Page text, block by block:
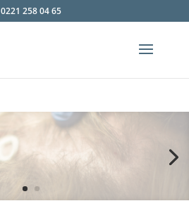
0221 258 04 65